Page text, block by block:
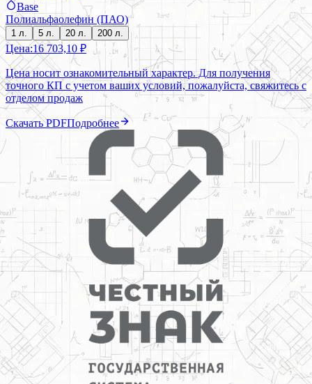
Base
Полиальфаолефин (ПАО)
1 л. 5 л. 20 л. 200 л.
Цена:16 703,10 ₽
Цена носит ознакомительный характер. Для получения
точного КП с учетом ваших условий, пожалуйста, свяжитесь с
отделом продаж
Скачать PDFПодробнее